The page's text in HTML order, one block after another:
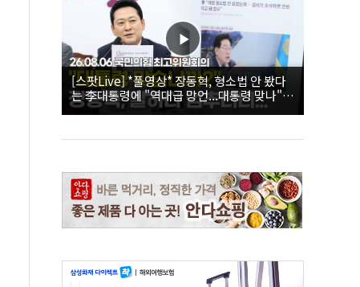
[스팟Live] *풀영상* 장동혁, 형소법 안 봤다
는 李대통령에 "역대급 망언...대통령 맞나"｜
26.08.06 국민의힘 최고위원회의